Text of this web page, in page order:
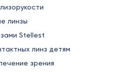
линзы
Stellest
линз детям
зрения